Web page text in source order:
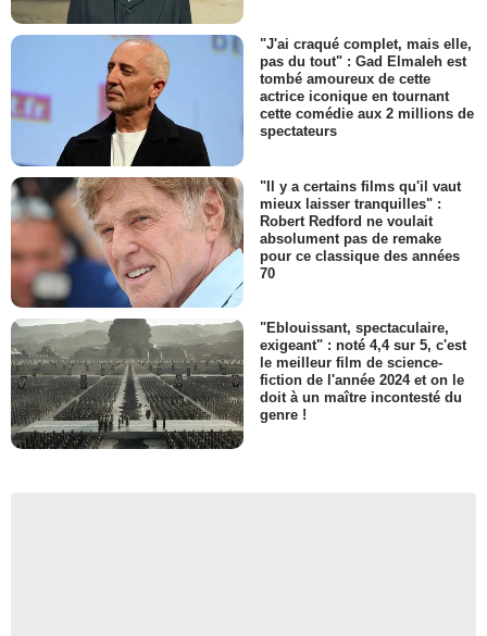
"J'ai craqué complet, mais elle,
pas du tout" : Gad Elmaleh est
tombé amoureux de cette
actrice iconique en tournant
cette comédie aux 2 millions de
spectateurs
"Il y a certains films qu'il vaut
mieux laisser tranquilles" :
Robert Redford ne voulait
absolument pas de remake
pour ce classique des années
70
"Eblouissant, spectaculaire,
exigeant" : noté 4,4 sur 5, c'est
le meilleur film de science-
fiction de l'année 2024 et on le
doit à un maître incontesté du
genre !